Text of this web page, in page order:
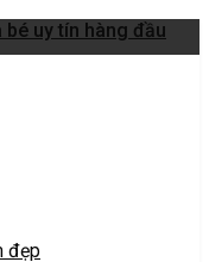
uy tín hàng đầu
đẹp